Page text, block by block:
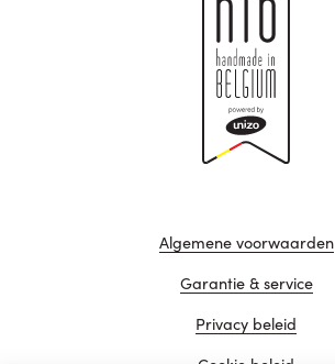
Algemene voorwaarden
Garantie & service
Privacy beleid